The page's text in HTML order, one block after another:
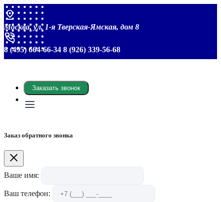
Москва, ул. 1-я Тверская-Ямская, дом 8
8 (495) 664-66-34 8 (926) 339-56-68
Заказать звонок
Заказ обратного звонка
Ваше имя:
Ваш телефон: